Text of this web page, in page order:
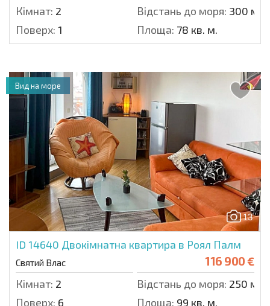
Кімнат: 2 Відстань до моря: 300 м.
Поверх: 1 Площа: 78 кв. м.
13
ID 14640 Двокімнатна квартира в Роял Палм
Святий Влас 116 900 €
Кімнат: 2 Відстань до моря: 250 м.
Поверх: 6 Площа: 99 кв. м.
Вид на море